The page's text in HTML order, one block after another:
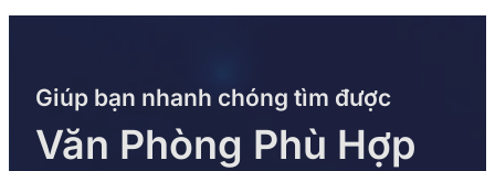
Giúp bạn nhanh chóng tìm được
Văn Phòng Phù Hợp